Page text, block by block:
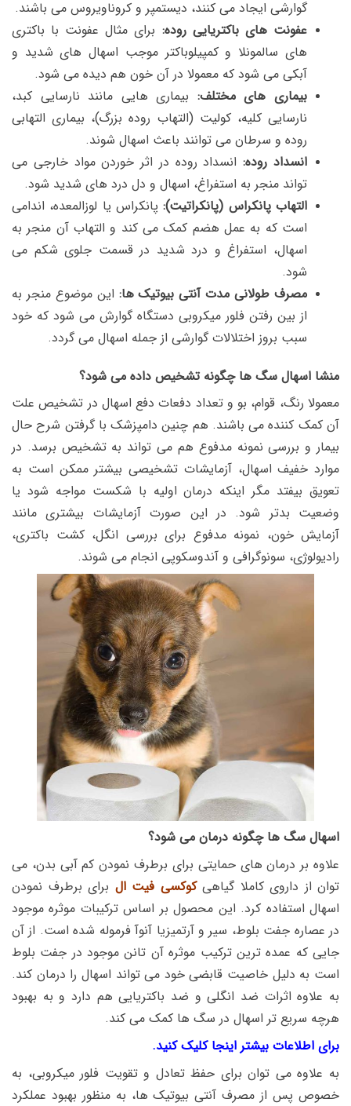
گوارشی ایجاد می کنند، دیستمپر و کروناویروس می باشند.
عفونت های باکتریایی روده: برای مثال عفونت با باکتری
های سالمونلا و کمپیلوباکتر موجب اسهال های شدید و
آبکی می شود که معمولا در آن خون هم دیده می شود.
بیماری های مختلف: بیماری هایی مانند نارسایی کبد،
نارسایی کلیه، کولیت (التهاب روده بزرگ)، بیماری التهابی
روده و سرطان می توانند باعث اسهال شوند.
انسداد روده: انسداد روده در اثر خوردن مواد خارجی می
تواند منجر به استفراغ، اسهال و دل درد های شدید شود.
التهاب پانکراس (پانکراتیت): پانکراس یا لوزالمعده، اندامی
است که به عمل هضم کمک می کند و التهاب آن منجر به
اسهال، استفراغ و درد شدید در قسمت جلوی شکم می
شود.
مصرف طولانی مدت آنتی بیوتیک ها: این موضوع منجر به
از بین رفتن فلور میکروبی دستگاه گوارش می شود که خود
سبب بروز اختلالات گوارشی از جمله اسهال می گردد.
منشا اسهال سگ ها چگونه تشخیص داده می شود؟
معمولا رنگ، قوام، بو و تعداد دفعات دفع اسهال در تشخیص علت
آن کمک کننده می باشند. هم چنین دامپزشک با گرفتن شرح حال
بیمار و بررسی نمونه مدفوع هم می تواند به تشخیص برسد. در
موارد خفیف اسهال، آزمایشات تشخیصی بیشتر ممکن است به
تعویق بیفتد مگر اینکه درمان اولیه با شکست مواجه شود یا
وضعیت بدتر شود. در این صورت آزمایشات بیشتری مانند
آزمایش خون، نمونه مدفوع برای بررسی انگل، کشت باکتری،
رادیولوژی، سونوگرافی و آندوسکوپی انجام می شوند.
اسهال سگ ها چگونه درمان می شود؟
علاوه بر درمان های حمایتی برای برطرف نمودن کم آبی بدن، می
توان از داروی کاملا گیاهیکوکسی فیت ال برای برطرف نمودن
اسهال استفاده کرد. این محصول بر اساس ترکیبات موثره موجود
در عصاره جفت بلوط، سیر و آرتمیزیا آنوآ فرموله شده است. از آن
جایی که عمده ترین ترکیب موثره آن تانن موجود در جفت بلوط
است به دلیل خاصیت قابضی خود می تواند اسهال را درمان کند.
به علاوه اثرات ضد انگلی و ضد باکتریایی هم دارد و به بهبود
هرچه سریع تر اسهال در سگ ها کمک می کند.
برای اطلاعات بیشتر اینجا کلیک کنید.
به علاوه می توان برای حفظ تعادل و تقویت فلور میکروبی، به
خصوص پس از مصرف آنتی بیوتیک ها، به منظور بهبود عملکرد